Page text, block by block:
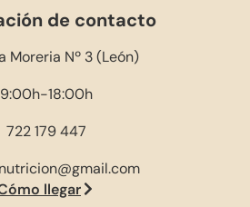
de contacto
Moreria Nº 3 (León)
9:00h-18:00h
722 179 447
llegar